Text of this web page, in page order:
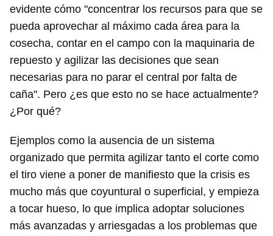
evidente cómo "concentrar los recursos para que se
pueda aprovechar al máximo cada área para la
cosecha, contar en el campo con la maquinaria de
repuesto y agilizar las decisiones que sean
necesarias para no parar el central por falta de
caña". Pero ¿es que esto no se hace actualmente?
¿Por qué?
Ejemplos como la ausencia de un sistema
organizado que permita agilizar tanto el corte como
el tiro viene a poner de manifiesto que la crisis es
mucho más que coyuntural o superficial, y empieza
a tocar hueso, lo que implica adoptar soluciones
más avanzadas y arriesgadas a los problemas que